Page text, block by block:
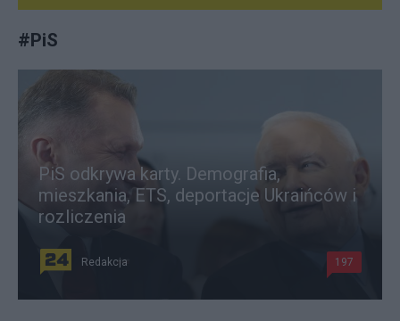
#PiS
PiS odkrywa karty. Demografia,
mieszkania, ETS, deportacje Ukraińców i
rozliczenia
Redakcja 197